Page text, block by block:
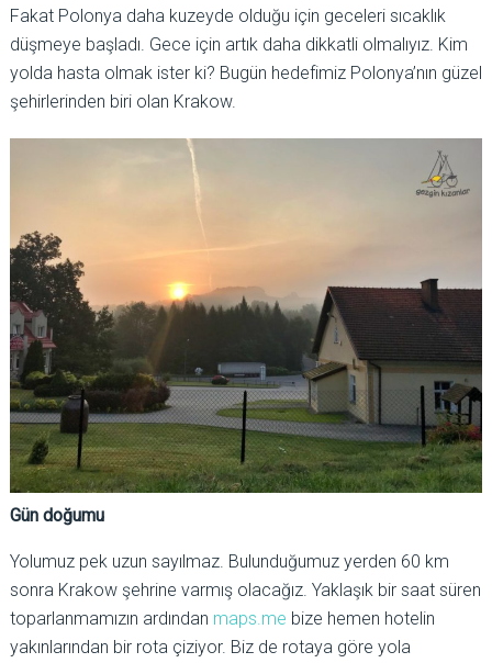
Fakat Polonya daha kuzeyde olduğu için geceleri sıcaklık
düşmeye başladı. Gece için artık daha dikkatli olmalıyız. Kim
yolda hasta olmak ister ki? Bugün hedefimiz Polonya’nın güzel
şehirlerinden biri olan Krakow.
Gün doğumu
Yolumuz pek uzun sayılmaz. Bulunduğumuz yerden 60 km
sonra Krakow şehrine varmış olacağız. Yaklaşık bir saat süren
toparlanmamızın ardından maps.me bize hemen hotelin
yakınlarından bir rota çiziyor. Biz de rotaya göre yola